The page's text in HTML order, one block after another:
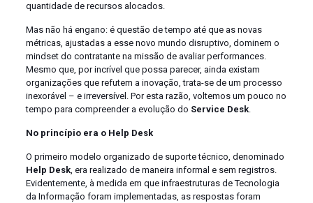
quantidade de recursos alocados.
Mas não há engano: é questão de tempo até que as novas
métricas, ajustadas a esse novo mundo disruptivo, dominem o
mindset do contratante na missão de avaliar performances.
Mesmo que, por incrível que possa parecer, ainda existam
organizações que refutem a inovação, trata-se de um processo
inexorável – e irreversível. Por esta razão, voltemos um pouco no
tempo para compreender a evolução do Service Desk.
No princípio era o Help Desk
O primeiro modelo organizado de suporte técnico, denominado
Help Desk, era realizado de maneira informal e sem registros.
Evidentemente, à medida em que infraestruturas de Tecnologia
da Informação foram implementadas, as respostas foram